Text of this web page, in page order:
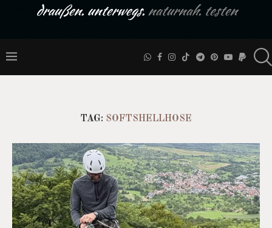
draußen. unterwegs.naturnah. testen
TAG: SOFTSHELLHOSE